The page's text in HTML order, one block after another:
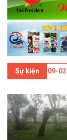
Sự kiện
13 - 09-02-2026